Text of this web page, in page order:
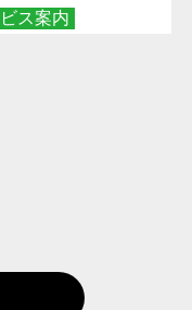
ス案内